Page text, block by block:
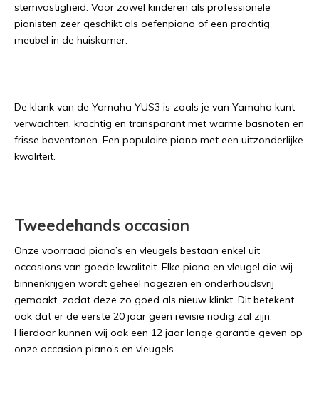
stemvastigheid. Voor zowel kinderen als professionele
pianisten zeer geschikt als oefenpiano of een prachtig
meubel in de huiskamer.
De klank van de Yamaha YUS3 is zoals je van Yamaha kunt
verwachten, krachtig en transparant met warme basnoten en
frisse boventonen. Een populaire piano met een uitzonderlijke
kwaliteit.
Tweedehands occasion
Onze voorraad piano’s en vleugels bestaan enkel uit
occasions van goede kwaliteit. Elke piano en vleugel die wij
binnenkrijgen wordt geheel nagezien en onderhoudsvrij
gemaakt, zodat deze zo goed als nieuw klinkt. Dit betekent
ook dat er de eerste 20 jaar geen revisie nodig zal zijn.
Hierdoor kunnen wij ook een 12 jaar lange garantie geven op
onze occasion piano’s en vleugels.